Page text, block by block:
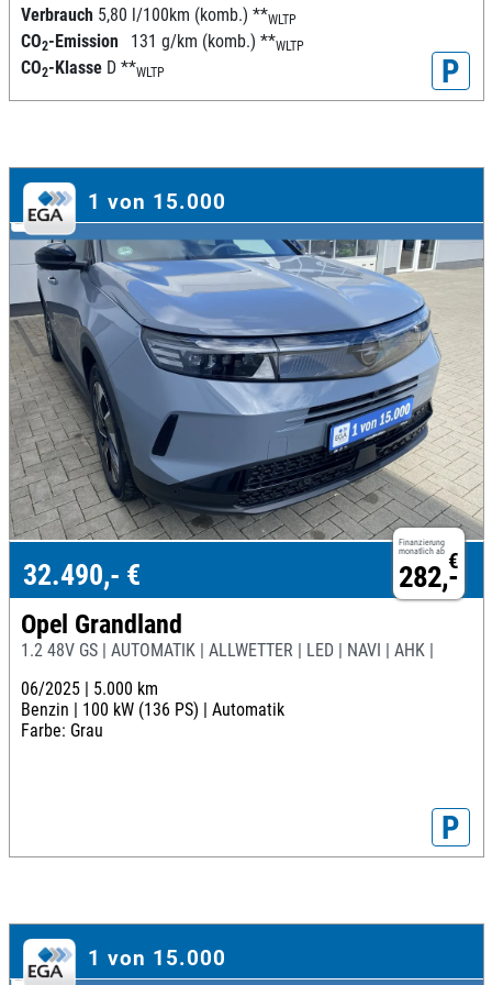
Verbrauch 5,80 l/100km (komb.) **WLTP
CO2-Emission 131 g/km (komb.) **WLTP
CO2-Klasse D **WLTP P
1 von 15.000
Finanzierung
monatlich ab €
282,-
32.490,- €
Opel Grandland
1.2 48V GS | AUTOMATIK | ALLWETTER | LED | NAVI | AHK |
06/2025 | 5.000 km
Benzin | 100 kW (136 PS) | Automatik
Farbe: Grau
P
1 von 15.000